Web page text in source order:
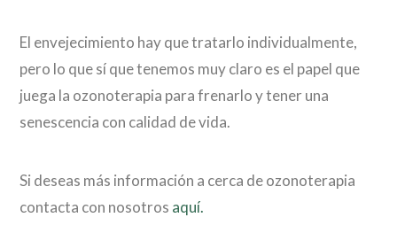
El envejecimiento hay que tratarlo individualmente,
pero lo que sí que tenemos muy claro es el papel que
juega la ozonoterapia para frenarlo y tener una
senescencia con calidad de vida.
Si deseas más información a cerca de ozonoterapia
contacta con nosotros aquí.